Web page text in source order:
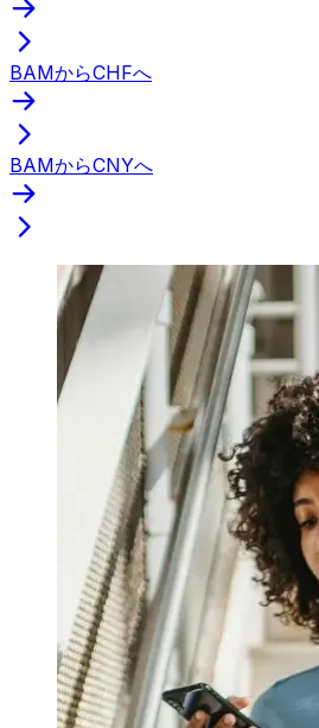
BAMからCHFへ
BAMからCNYへ